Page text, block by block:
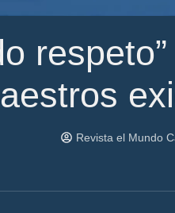
Revista el Mundo